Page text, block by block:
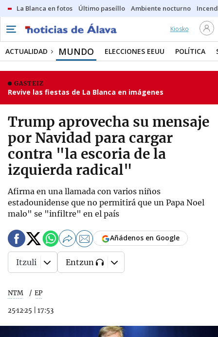
La Blanca en fotos Último paseíllo Ambiente nocturno
Kiosko
ACTUALIDAD MUNDO ELECCIONES EEUU POLÍTICA
GASTEIZ
Revive las fiestas de La Blanca en imágenes
Trump aprovecha su mensaje
por Navidad para cargar
contra "la escoria de la
izquierda radical"
Afirma en una llamada con varios niños
estadounidense que no permitirá que un Papa Noel
malo" se "infiltre" en el país
NTM EP
25·12·25 17:53
Añádenos en Google
Itzuli Entzun